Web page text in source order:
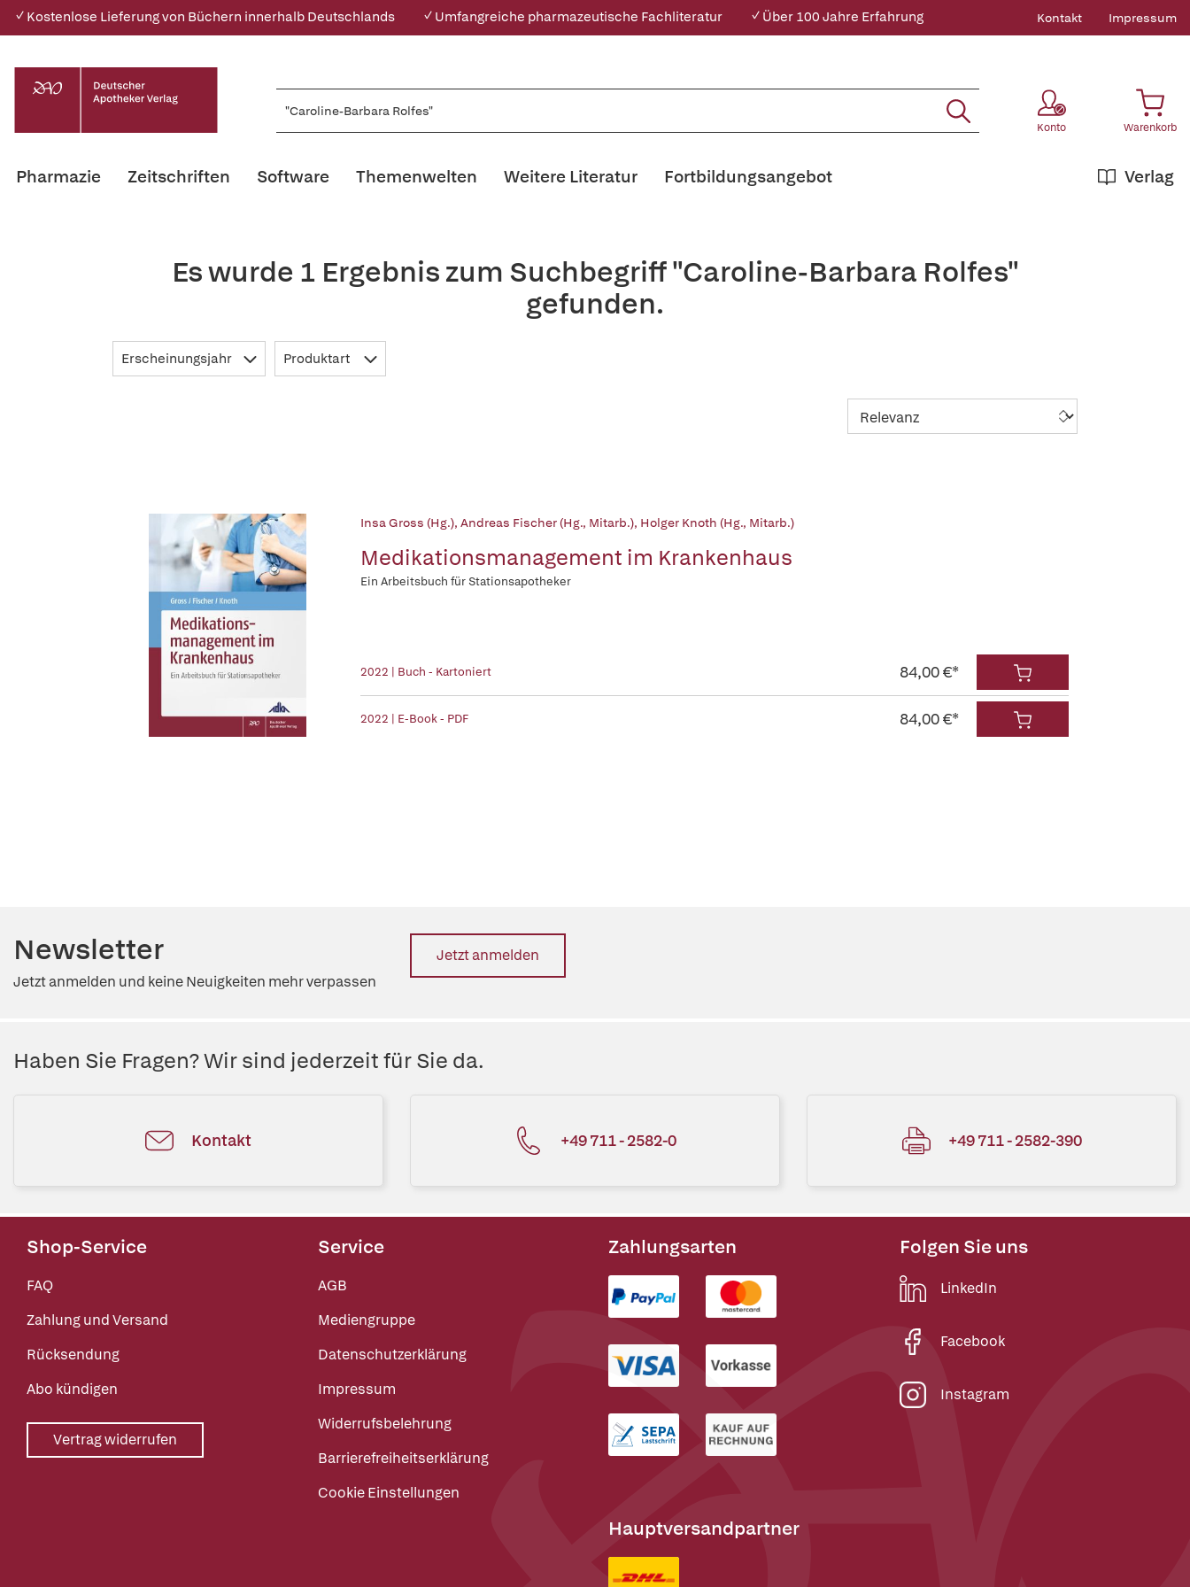
✓ Kostenlose Lieferung von Büchern innerhalb Deutschlands ✓ Umfangreiche pharmazeutische Fachliteratur ✓ Über 100 Jahre Erfahrung Kontakt Impressum
Konto Warenkorb
Pharmazie Zeitschriften Software Themenwelten Weitere Literatur Verlag
Fortbildungsangebot
Es wurde 1 Ergebnis zum Suchbegriff "Caroline-Barbara Rolfes"
gefunden.
Erscheinungsjahr Produktart
Insa Gross (Hg.), Andreas Fischer (Hg., Mitarb.), Holger Knoth (Hg., Mitarb.)
Medikationsmanagement im Krankenhaus
Ein Arbeitsbuch für Stationsapotheker
2022 | Buch - Kartoniert 84,00 €*
2022 | E-Book - PDF 84,00 €*
Newsletter
Jetzt anmelden und keine Neuigkeiten mehr verpassen
Jetzt anmelden
Haben Sie Fragen? Wir sind jederzeit für Sie da.
Kontakt +49 711 - 2582-0 +49 711 - 2582-390
Shop-Service
FAQ
Zahlung und Versand
Rücksendung
Abo kündigen
Vertrag widerrufen
Service
AGB
Mediengruppe
Datenschutzerklärung
Impressum
Widerrufsbelehrung
Barrierefreiheitserklärung
Cookie Einstellungen
Zahlungsarten
Hauptversandpartner
Folgen Sie uns
LinkedIn
Facebook
Instagram